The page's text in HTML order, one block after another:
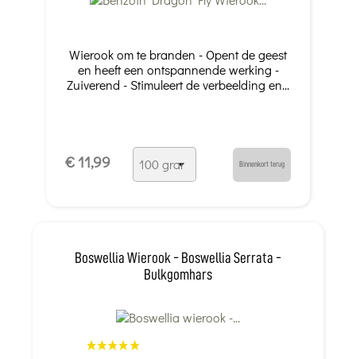
Wierook om te branden - Opent de geest
en heeft een ontspannende werking -
Zuiverend - Stimuleert de verbeelding en...
€ 11,99 Binnenkort terug
Boswellia Wierook - Boswellia Serrata -
Bulkgomhars